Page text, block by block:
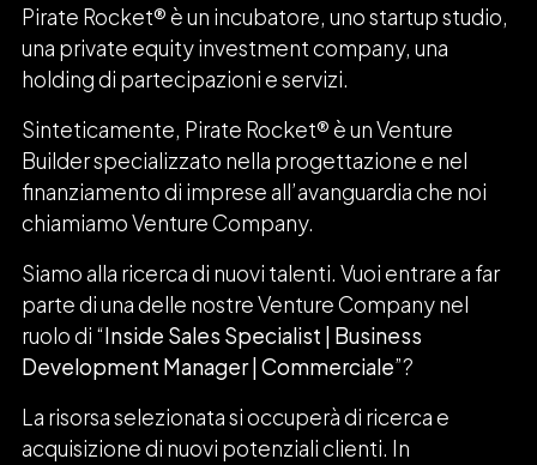
Pirate Rocket® è un incubatore, uno startup studio,
una private equity investment company, una
holding di partecipazioni e servizi.
Sinteticamente, Pirate Rocket® è un Venture
Builder specializzato nella progettazione e nel
finanziamento di imprese all’avanguardia che noi
chiamiamo Venture Company.
Siamo alla ricerca di nuovi talenti. Vuoi entrare a far
parte di una delle nostre Venture Company nel
ruolo di “Inside Sales Specialist | Business
Development Manager | Commerciale”?
La risorsa selezionata si occuperà di ricerca e
acquisizione di nuovi potenziali clienti. In